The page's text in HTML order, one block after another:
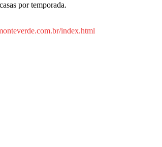
por temporada.
index.html